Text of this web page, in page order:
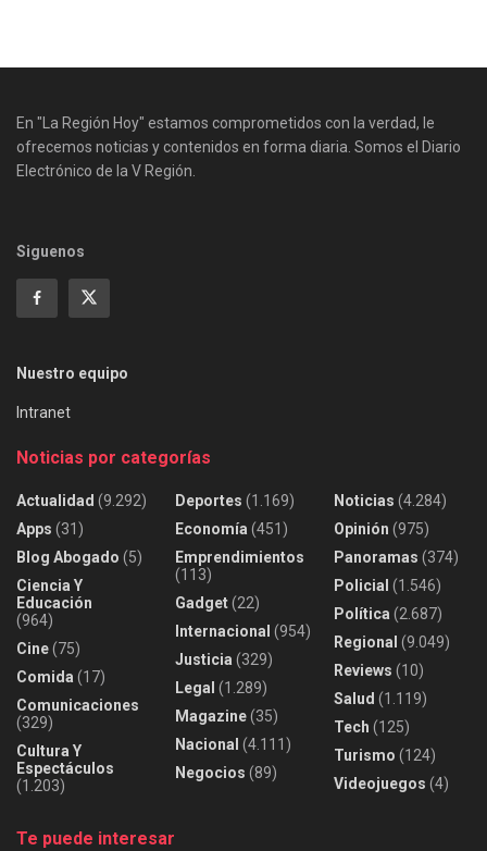
En "La Región Hoy" estamos comprometidos con la verdad, le
ofrecemos noticias y contenidos en forma diaria. Somos el Diario
Electrónico de la V Región.
Siguenos
Nuestro equipo
Intranet
Noticias por categorías
Actualidad (9.292)
Apps (31)
Blog Abogado (5)
Ciencia Y
Educación
(964)
Cine(75)
Comida (17)
Comunicaciones
(329)
Cultura Y
Espectáculos
(1.203)
Deportes (1.169)
Economía (451)
Emprendimientos
(113)
Gadget(22)
Internacional (954)
Justicia (329)
Legal (1.289)
Magazine(35)
Nacional (4.111)
Negocios (89)
Noticias (4.284)
Opinión (975)
Panoramas (374)
Policial (1.546)
Política (2.687)
Regional (9.049)
Reviews (10)
Salud (1.119)
Tech (125)
Turismo (124)
Videojuegos (4)
Te puede interesar